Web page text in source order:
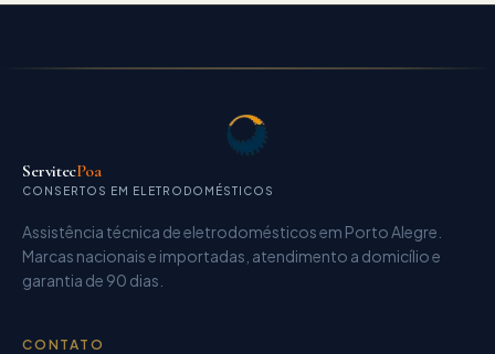
ServitecPoa
CONSERTOS EM ELETRODOMÉSTICOS
Assistência técnica de eletrodomésticosem Porto Alegre.
Marcas nacionais e importadas, atendimento a domicílio e
garantia de 90 dias
CONTATO